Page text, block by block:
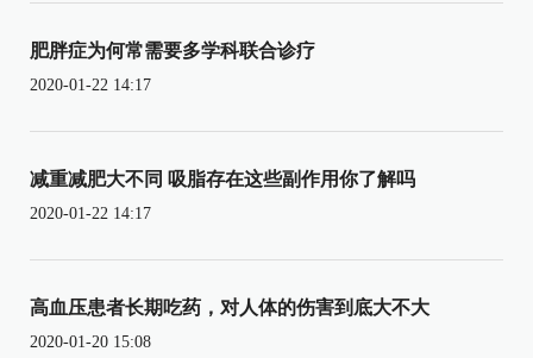
肥胖症为何常需要多学科联合诊疗
2020-01-22 14:17
减重减肥大不同 吸脂存在这些副作用你了解吗
2020-01-22 14:17
高血压患者长期吃药，对人体的伤害到底大不大
2020-01-20 15:08